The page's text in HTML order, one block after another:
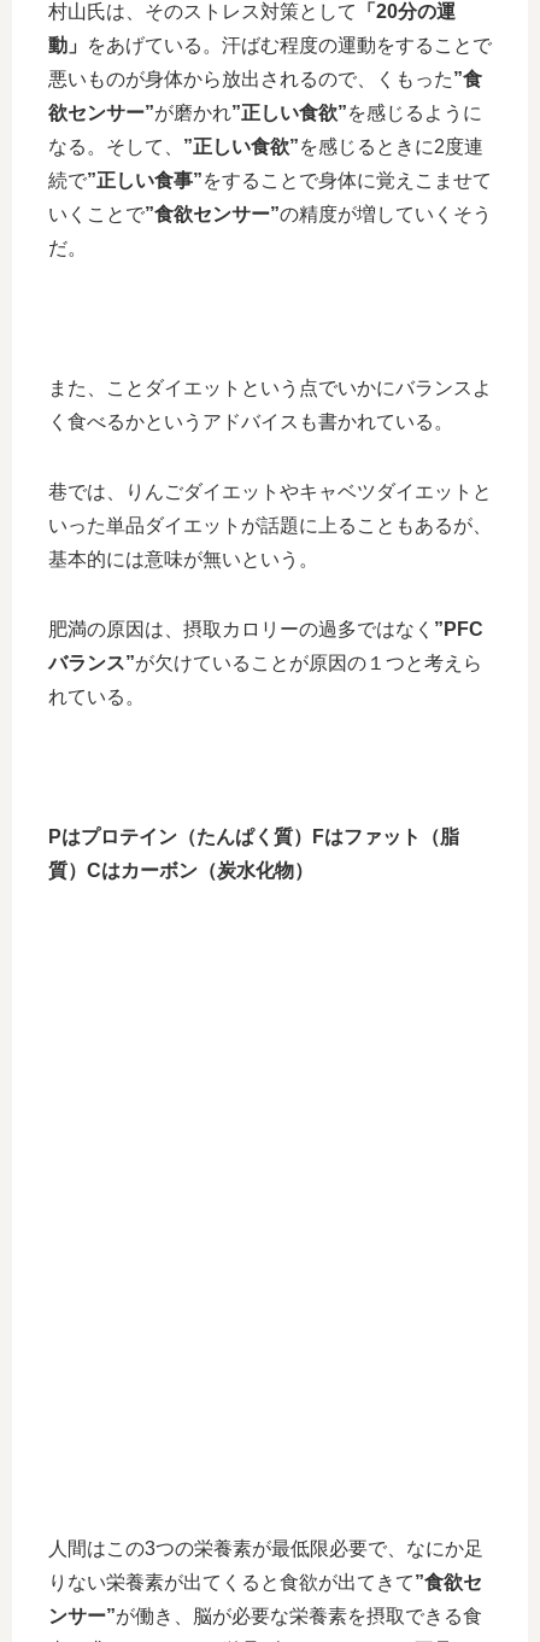
村山氏は、そのストレス対策として
「20分の運
動」
をあげている。汗ばむ程度の運動をすることで
悪いものが身体から放出されるので、くもった”食
欲センサー”が磨かれ”正しい食欲”を感じるように
なる。そして、 ”正しい食欲”を感じるときに2度連
続で”正しい食事”をすることで身体に覚えこませて
いくことで”食欲センサー”の精度が増していくそう
だ。
また、ことダイエットという点でいかにバランスよ
く食べるかというアドバイスも書かれている。
巷では、りんごダイエットやキャベツダイエットと
いった単品ダイエットが話題に上ることもあるが、
基本的には意味が無いという。
肥満の原因は、摂取カロリーの過多ではなく ”PFC
バランス”が欠けていることが原因の１つと考えら
れている。
Pはプロテイン（たんぱく質）Fはファット（脂
質）Cはカーボン（炭水化物）
人間はこの3つの栄養素が最低限必要で、なにか足
りない栄養素が出てくると食欲が出てきて”食欲セ
ンサー”が働き、脳が必要な栄養素を摂取できる食